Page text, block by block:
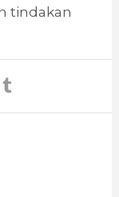
tindakan